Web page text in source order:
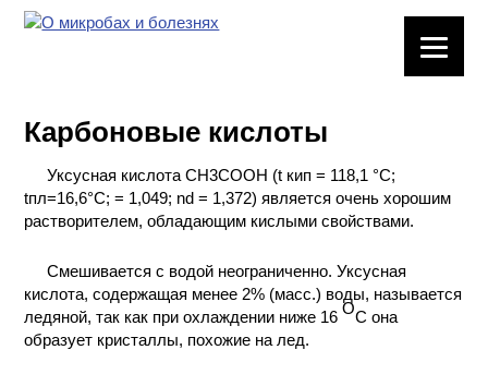
ХИМИЧЕСКАЯ
ВРЕДНЫЕ
МЕТОДЫ
ПРАКТИЧЕСКОЙ
ХИМИИ
Карбоновые кислоты
Уксусная кислота СН3СООН (t кип = 118,1 °С;
tпл=16,6°С; = 1,049; nd = 1,372) является очень хорошим
растворителем, обладающим кислыми свойствами.
Смешивается с водой неограниченно. Уксусная
кислота, содержащая менее 2% (масс.) воды, называется
ледяной, так как при охлаждении ниже 16 OC она
образует кристаллы, похожие на лед.